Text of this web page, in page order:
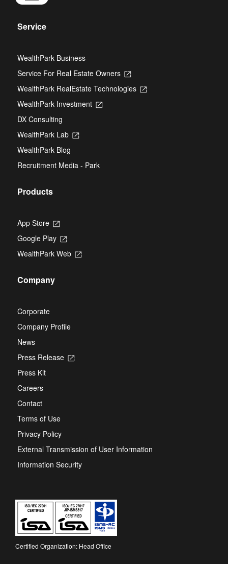
Service
WealthPark Business
Service For Real Estate Owners
Opens
a
WealthPark RealEstate Technologies
Opens
WealthPark Investment
Opens
DX Consulting
WealthPark Lab
Opens
new
tab
WealthPark Blog
Recruitment Media - Park
Products
App Store
Opens
a
new
tab
Google Play
Opens
a
WealthPark Web
Opens
Company
Corporate
Company Profile
News
Press Release
Opens
Press Kit
Careers
Contact
Terms of Use
Privacy Policy
External Transmission of User Information
Information Security
Certified Organization: Head Office